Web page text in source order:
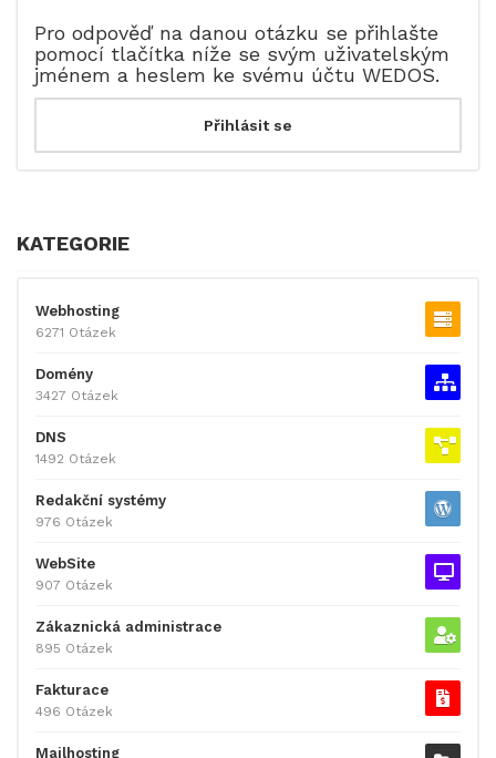
Pro odpověď na danou otázku se přihlašte
pomocí tlačítka níže se svým uživatelským
jménem a heslem ke svému účtu WEDOS.
KATEGORIE
Webhosting
6271 Otázek
Domény
3427 Otázek
DNS
1492 Otázek
Redakční systémy
976 Otázek
WebSite
907 Otázek
Zákaznická administrace
895 Otázek
Fakturace
496 Otázek
Mailhosting